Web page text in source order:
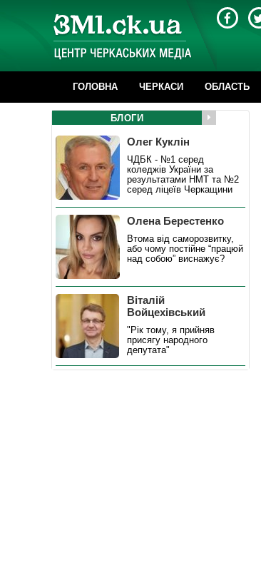
ГОЛОВНА ЧЕРКАСИ ОБЛАСТЬ
БЛОГИ
Олег Куклін
ЧДБК - №1 серед
коледжів України за
результатами НМТ та №2
серед ліцеїв Черкащини
Олена Берестенко
Втома від саморозвитку,
або чому постійне “працюй
над собою” виснажує?
Віталій
Войцехівський
"Рік тому, я прийняв
присягу народного
депутата"